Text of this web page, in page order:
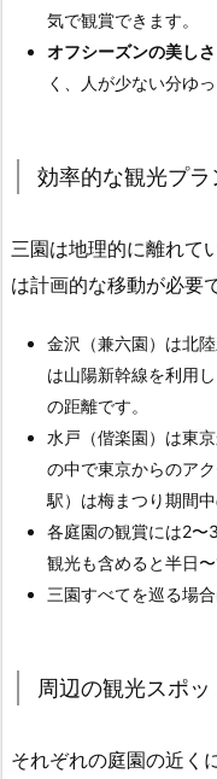
気で観賞できます。
オフシーズンの美しさ
く、人が少ない分ゆ
効率的な観光プラ
三園は地理的に離れて
は計画的な移動が必要
金沢（兼六園）は北
は山陽新幹線を利用
の距離です。
水戸（偕楽園）は東
の中で東京からのア
駅）は梅まつり期間中
各庭園の観賞には2〜
観光も含めると半日
三園すべてを巡る場
周辺の観光スポッ
それぞれの庭園の近く